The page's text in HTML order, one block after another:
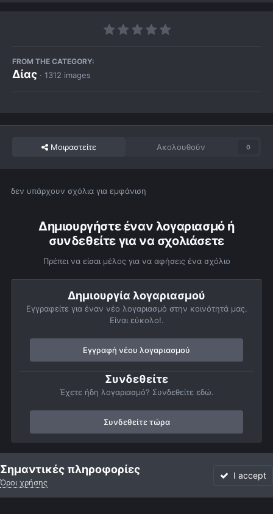
FROM THE CATEGORY:
Δίας · 1312 images
Μοιραστείτε Ακολουθούν 0
δεν υπάρχουν σχόλια για εμφάνιση
Δημιουργήστε έναν λογαριασμό ή
συνδεθείτε για να σχολιάσετε
Πρέπει να είσαι μέλος για να αφήσεις ένα σχόλιο
Δημιουργία λογαριασμού
Εγγραφείτε για έναν νέο λογαριασμό στην κοινότητά μας.
Είναι εύκολο!.
Εγγραφή νέου λογαριασμού
Συνδεθείτε
Έχετε ήδη λογαριασμό? Συνδεθείτε εδώ.
Συνδεθείτε τώρα
Αρχή Αστροφωτογραφίες Πλανήτες
Σημαντικές πληροφορίες
Όροι χρήσης
I accept
Forum